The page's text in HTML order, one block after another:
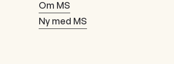
Om MS
Ny med MS